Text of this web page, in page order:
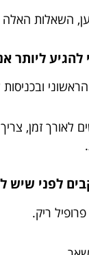
השאלות האלה
ובכניסות
לאורך זמן,
ריק.